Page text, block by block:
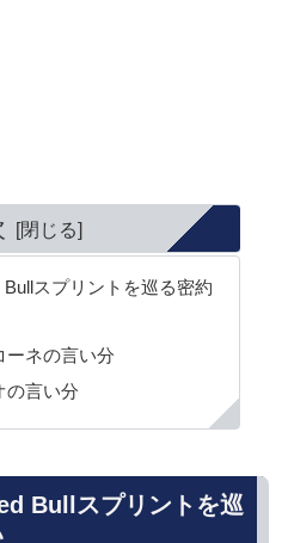
スプリントを巡る密約
ーネの言い分
の言い分
Bullスプリントを巡